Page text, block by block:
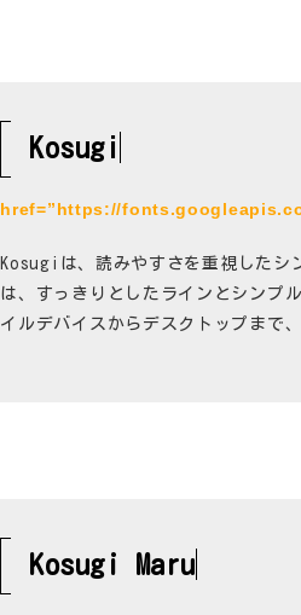
Kosugi
href=”https://
Kosugiは、読みやすさを重視したシ
は、すっきりとしたラインとシンプ
イルデバイスからデスクトップまで
Kosugi Maru